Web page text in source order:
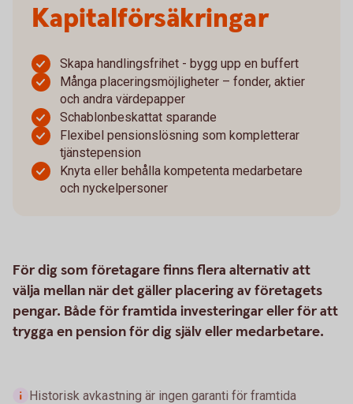
Kapitalförsäkringar
Skapa handlingsfrihet - bygg upp en buffert
Många placeringsmöjligheter – fonder, aktier
och andra värdepapper
Schablonbeskattat sparande
Flexibel pensionslösning som kompletterar
tjänstepension
Knyta eller behålla kompetenta medarbetare
och nyckelpersoner
För dig som företagare finns flera alternativ att
välja mellan när det gäller placering av företagets
pengar. Både för framtida investeringar eller för att
trygga en pension för dig själv eller medarbetare.
Historisk avkastning är ingen garanti för framtida